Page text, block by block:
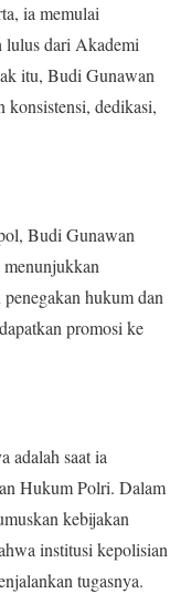
ia memulai
lulus dari Akademi
itu, Budi Gunawan
konsistensi, dedikasi,
Budi Gunawan
menunjukkan
hukum dan
promosi ke
adalah saat ia
Hukum Polri. Dalam
kebijakan
institusi kepolisian
tugasnya.